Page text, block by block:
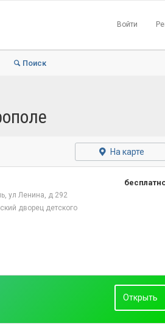
Войти
Поиск
На карте
ул Ленина, д 292
дворец детского
Открыть